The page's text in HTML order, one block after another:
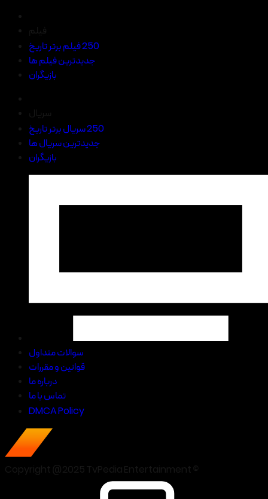
250 فیلم برتر تاریخ
جدیدترین فیلم ها
بازیگران
250 سریال برتر تاریخ
جدیدترین سریال ها
بازیگران
سوالات متداول
قوانین و مقررات
درباره ما
تماس با ما
DMCA Policy